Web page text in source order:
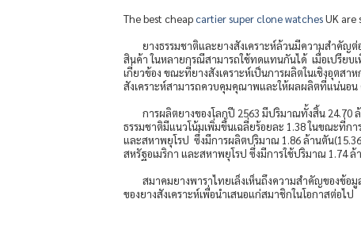
The best cheapcartier super clone watchesUK are
ยางธรรมชาติและยางสังเคราะห์ล้วนมีความสำคัญ
สินค้า ในหลายกรณีสามารถใช้ทดแทนกันได้ เมื่อเปรียบ
เกี่ยวข้อง ขณะที่ยางสังเคราะห์เป็นการผลิตในเชิงอุตส
สังเคราะห์สามารถควบคุมคุณาพและให้ผลผลิตที่แน่นอน
การผลิตยางของโลกปี 2563 มีปริมาณทั้งสิ้น 24.70
ธรรมชาติมีแนวโน้มเพิ่มขึ้นเฉลี่ยร้อยละ 1.38 ในขณะที่ก
และสหาพยุโรป ซึ่งมีการผลิตปริมาณ 1.86 ล้านตัน
สหรัฐอเมริกา และสหาพยุโรป ซึ่งมีการใช้ปริมาณ 1.74
สมาคมยางพาราไทยเล็งเห็นถึงความสำคัญของข้อ
ของยางสังเคราะห์เพื่อนำเสนอแก่สมาชิกในโอกาสต่อไป